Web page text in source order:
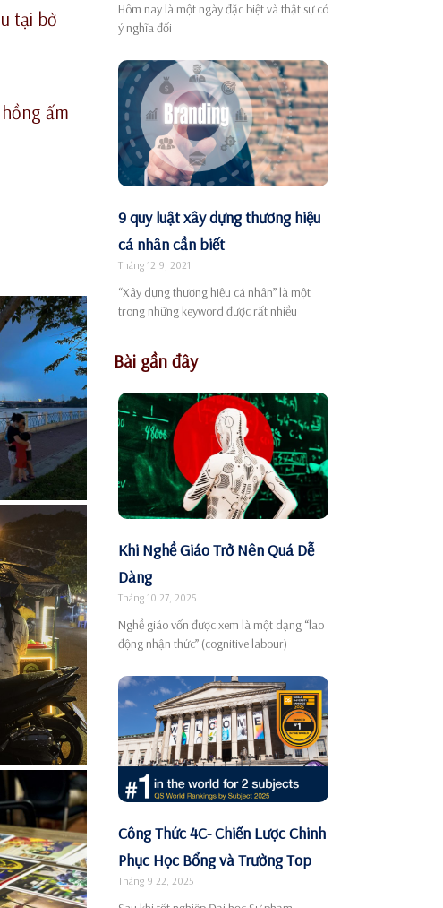
tại bờ
ấm
Hôm nay là một ngày đặc biệt và thật sự có
ý nghĩa đối
9 quy luật xây dựng thương hiệu
cá nhân cần biết
Tháng 12 9, 2021
“Xây dựng thương hiệu cá nhân” là một
trong những keyword được rất nhiều
Bài gần đây
Khi Nghề Giáo Trở Nên Quá Dễ
Dàng
Tháng 10 27, 2025
Nghề giáo vốn được xem là một dạng “lao
động nhận thức” (cognitive labour)
Công Thức 4C- Chiến Lược Chinh
Phục Học Bổng và Trường Top
Tháng 9 22, 2025